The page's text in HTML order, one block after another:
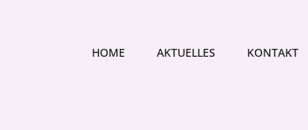
HOME AKTUELLES KONTAKT